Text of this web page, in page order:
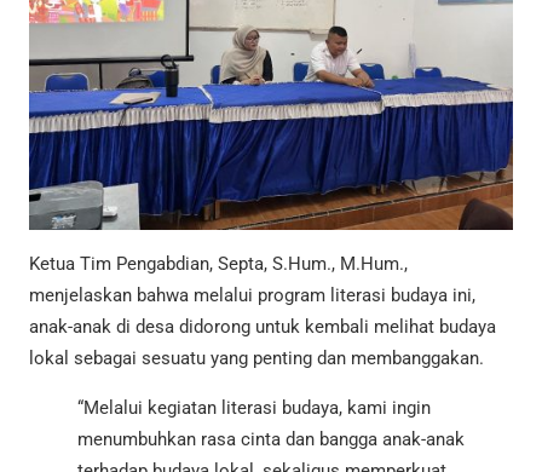
Ketua Tim Pengabdian, Septa, S.Hum., M.Hum.,
menjelaskan bahwa melalui program literasi budaya ini,
anak-anak di desa didorong untuk kembali melihat budaya
lokal sebagai sesuatu yang penting dan membanggakan.
“Melalui kegiatan literasi budaya, kami ingin
menumbuhkan rasa cinta dan bangga anak-anak